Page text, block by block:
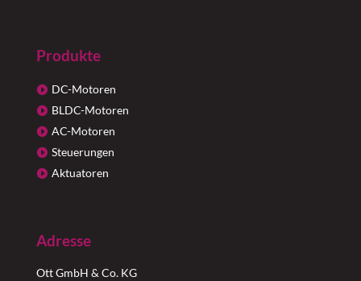
Produkte
DC-Motoren
BLDC-Motoren
AC-Motoren
Steuerungen
Aktuatoren
Adresse
Ott GmbH & Co. KG